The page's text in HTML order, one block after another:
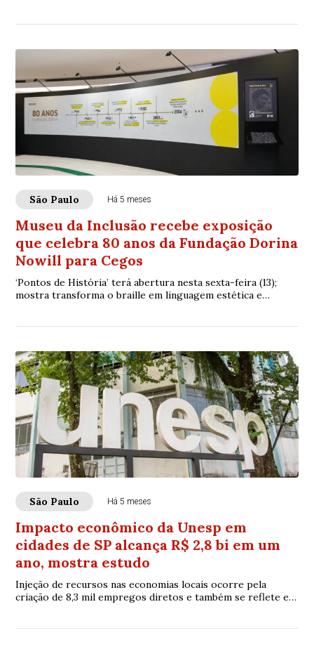
São Paulo Há 5 meses
Museu da Inclusão recebe exposição
que celebra 80 anos da Fundação Dorina
Nowill para Cegos
‘Pontos de História’ terá abertura nesta sexta-feira (13);
mostra transforma o braille em linguagem estética e
São Paulo Há 5 meses
Impacto econômico da Unesp em
cidades de SP alcança R$ 2,8 bi em um
ano, mostra estudo
Injeção de recursos nas economias locais ocorre pela
criação de 8,3 mil empregos diretos e também se reflete em